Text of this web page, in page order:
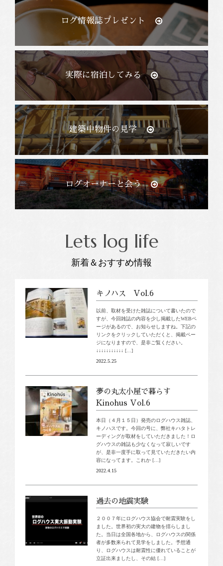
ログ情報誌プレゼント
実際に宿泊してみる
建築中物件の見学
ログオーナーと会う
Lets log life
新着＆おすすめ情報
キノハス Vol.6
以前、取材を受けた雑誌について書いたので
すが、今回雑誌の内容を少し掲載したWEBペ
ージがあるので、お知らせしますね。下記の
リンクをクリックしていただくと、掲載ペー
ジになりますので、是非ご覧ください。
↓↓↓↓↓↓↓↓↓↓↓ […]
2022.5.25
夢の丸太小屋で暮らす
Kinohus Vol.6
本日（４月１５日）発売のログハウス雑誌、
キノハスです。今回の号に、弊社キハタトレ
ーディングが取材をしていただきました！ロ
グハウスの雑誌も少なくなって寂しいです
が、是非一度手に取って見ていただきたい内
容になってます。これか […]
2022.4.15
過去の地震実験
２００７年にログハウス協会で耐震実験をし
ました。世界初の実大の建物を揺らしまし
た。当日は全国各地から、ログハウスの関係
者が多数来られて見学をしました。予想通
り、ログハウスは耐震性に優れていることが
立証出来ましたし、その結 […]